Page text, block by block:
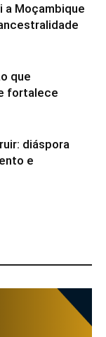
a Moçambique
que
fortalece
diáspora
e